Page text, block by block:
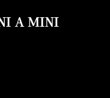
A MINI